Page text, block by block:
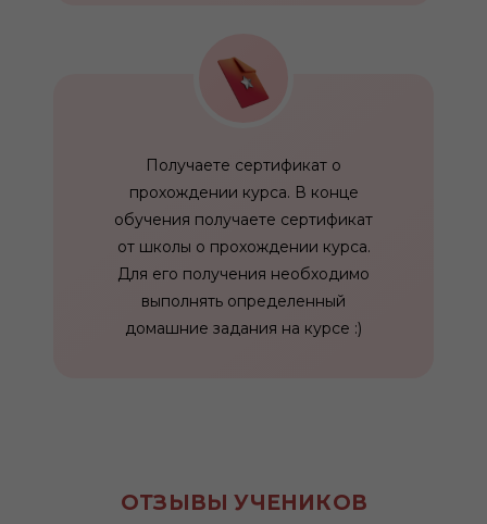
Получаете сертификат о
прохождении курса. В конце
обучения получаете сертификат
от школы о прохождении курса.
Для его получения необходимо
выполнять определенный
домашние задания на курсе :)
ОТЗЫВЫ УЧЕНИКОВ